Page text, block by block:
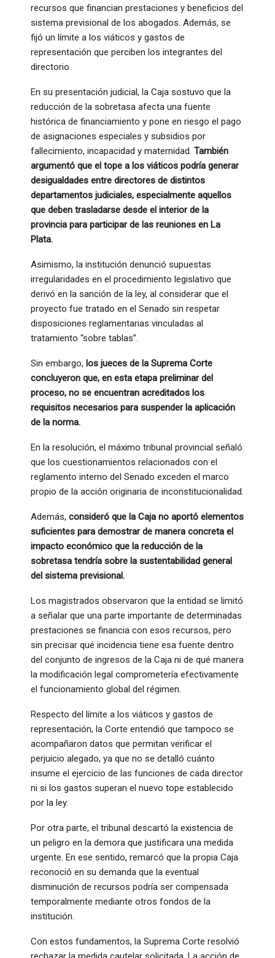
recursos que financian prestaciones y beneficios del
sistema previsional de los abogados. Además, se
fijó un límite a los viáticos y gastos de
representación que perciben los integrantes del
directorio.
En su presentación judicial, la Caja sostuvo que la
reducción de la sobretasa afecta una fuente
histórica de financiamiento y pone en riesgo el pago
de asignaciones especiales y subsidios por
fallecimiento, incapacidad y maternidad. También
argumentó que el tope a los viáticos podría generar
desigualdades entre directores de distintos
departamentos judiciales, especialmente aquellos
que deben trasladarse desde el interior de la
provincia para participar de las reuniones en La
Plata.
Asimismo, la institución denunció supuestas
irregularidades en el procedimiento legislativo que
derivó en la sanción de la ley, al considerar que el
proyecto fue tratado en el Senado sin respetar
disposiciones reglamentarias vinculadas al
tratamiento “sobre tablas”.
Sin embargo, los jueces de la Suprema Corte
concluyeron que, en esta etapa preliminar del
proceso, no se encuentran acreditados los
requisitos necesarios para suspender la aplicación
de la norma.
En la resolución, el máximo tribunal provincial señaló
que los cuestionamientos relacionados con el
reglamento interno del Senado exceden el marco
propio de la acción originaria de inconstitucionalidad.
Además, consideró que la Caja no aportó elementos
suficientes para demostrar de manera concreta el
impacto económico que la reducción de la
sobretasa tendría sobre la sustentabilidad general
del sistema previsional.
Los magistrados observaron que la entidad se limitó
a señalar que una parte importante de determinadas
prestaciones se financia con esos recursos, pero
sin precisar qué incidencia tiene esa fuente dentro
del conjunto de ingresos de la Caja ni de qué manera
la modificación legal comprometería efectivamente
el funcionamiento global del régimen.
Respecto del límite a los viáticos y gastos de
representación, la Corte entendió que tampoco se
acompañaron datos que permitan verificar el
perjuicio alegado, ya que no se detalló cuánto
insume el ejercicio de las funciones de cada director
ni si los gastos superan el nuevo tope establecido
por la ley.
Por otra parte, el tribunal descartó la existencia de
un peligro en la demora que justificara una medida
urgente. En ese sentido, remarcó que la propia Caja
reconoció en su demanda que la eventual
disminución de recursos podría ser compensada
temporalmente mediante otros fondos de la
institución.
Con estos fundamentos, la Suprema Corte resolvió